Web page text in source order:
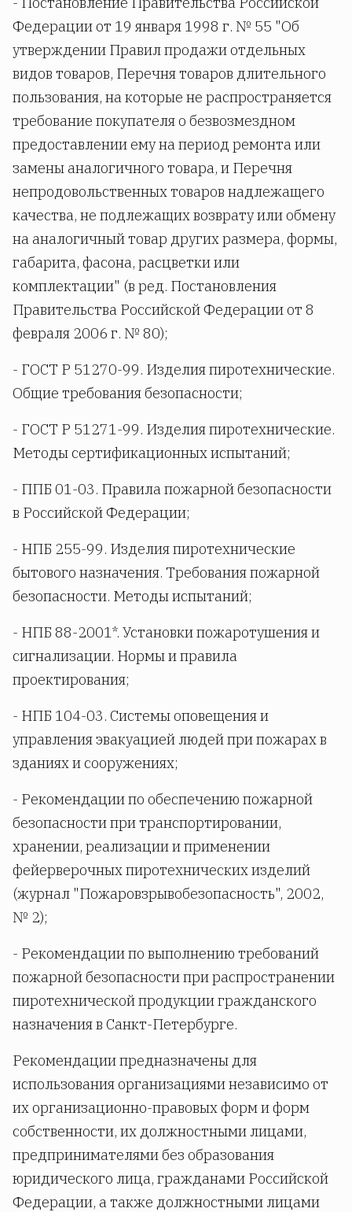
Федерации от 19 января 1998 г. № 55 "Об
утверждении Правил продажи отдельных
видов товаров, Перечня товаров длительного
пользования, на которые не распространяется
требование покупателя о безвозмездном
предоставлении ему на период ремонта или
замены аналогичного товара, и Перечня
непродовольственных товаров надлежащего
качества, не подлежащих возврату или обмену
на аналогичный товар других размера, формы,
габарита, фасона, расцветки или
комплектации" (в ред. Постановления
Правительства Российской Федерации от 8
февраля 2006 г. № 80);
- ГОСТ Р 51270-99. Изделия пиротехнические.
Общие требования безопасности;
- ГОСТ Р 51271-99. Изделия пиротехнические.
Методы сертификационных испытаний;
- ППБ 01-03. Правила пожарной безопасности
в Российской Федерации;
- НПБ 255-99. Изделия пиротехнические
бытового назначения. Требования пожарной
безопасности. Методы испытаний;
- НПБ 88-2001*. Установки пожаротушения и
сигнализации. Нормы и правила
проектирования;
- НПБ 104-03. Системы оповещения и
управления эвакуацией людей при пожарах в
зданиях и сооружениях;
- Рекомендации по обеспечению пожарной
безопасности при транспортировании,
хранении, реализации и применении
фейерверочных пиротехнических изделий
(журнал "Пожаровзрывобезопасность", 2002,
№ 2);
- Рекомендации по выполнению требований
пожарной безопасности при распространении
пиротехнической продукции гражданского
назначения в Санкт-Петербурге.
Рекомендации предназначены для
использования организациями независимо от
их организационно-правовых форм и форм
собственности, их должностными лицами,
предпринимателями без образования
юридического лица, гражданами Российской
Федерации, а также должностными лицами